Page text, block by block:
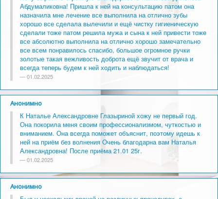
Абдумаликовна! Пришла к ней на консультацию патом она
назначила мне лечение все выполнила на отлично зубы
хорошо все сделала вылечили и ещё чистку гигиеническую
сделали тоже патом решила мужа и сына к ней привести тоже
все абсолютно выполнила на отлично хорошо замечательно
все всем понравилось спасибо, большое огромное ручки
золотые такая вежливость доброта ещё звучит от врача и
всегда теперь будем к ней ходить и наблюдаться!
01.02.2025
Анонимно
К Наталье Александровне Глазыриной хожу не первый год.
Она покорила меня своим профессионализмом, чуткостью и
вниманием. Она всегда поможет объяснит, поэтому идешь к
ней на приём без волнения Очень благодарна вам Наталья
Александровна! После приёма 21.01 25г.
01.02.2025
Анонимно